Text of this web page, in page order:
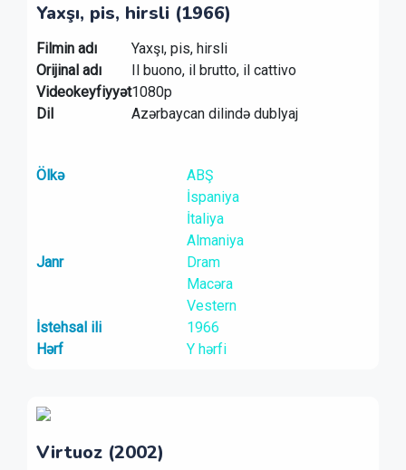
Yaxşı, pis, hirsli (1966)
Filmin adı
Yaxşı, pis, hirsli
Orijinal adı
Il buono, il brutto, il cattivo
Videokeyfiyyət1080p
Dil
Azərbaycan dilində dublyaj
Ölkə
ABŞ
İspaniya
İtaliya
Almaniya
Janr
Dram
Macəra
Vestern
İstehsal ili
1966
Hərf
Y hərfi
Virtuoz (2002)